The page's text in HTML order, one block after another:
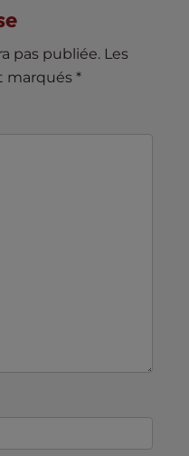
pas publiée. Les
marqués *